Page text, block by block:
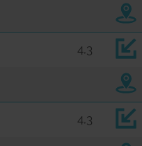
4,3
4,3